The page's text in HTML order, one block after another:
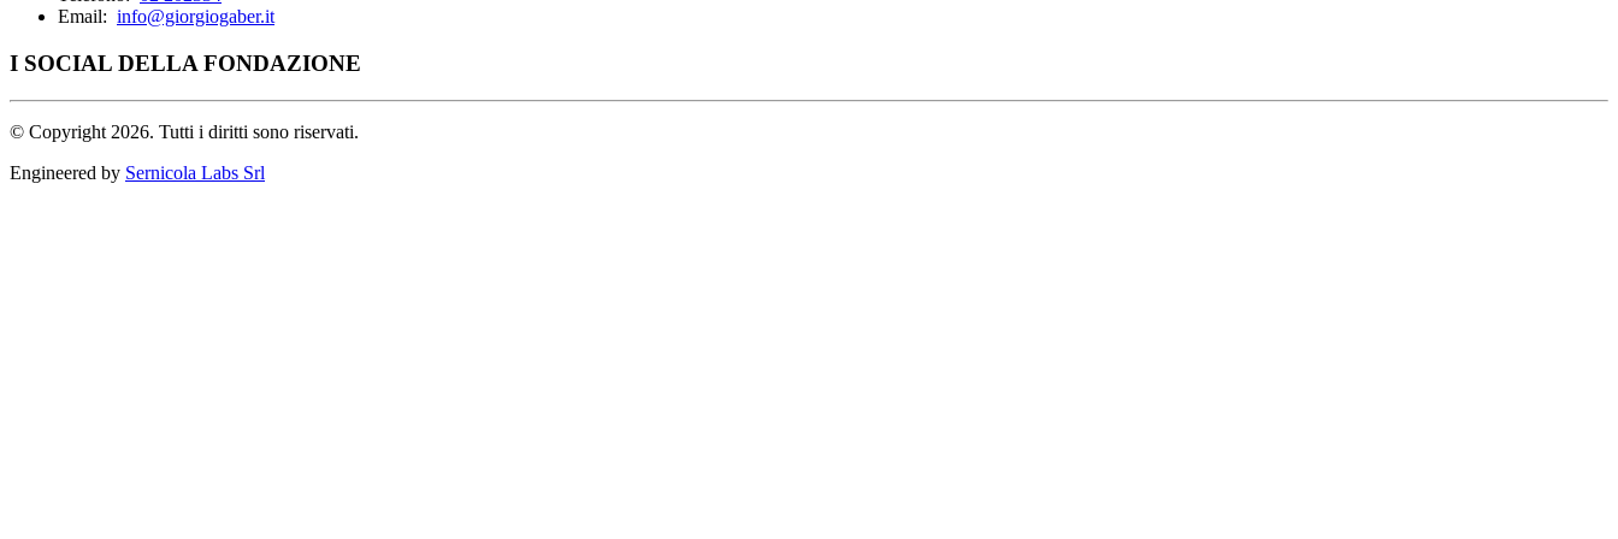
Email: info@giorgiogaber.it
I SOCIAL DELLA FONDAZIONE
© Copyright 2026. Tutti i diritti sono riservati.
Engineered by Sernicola Labs Srl